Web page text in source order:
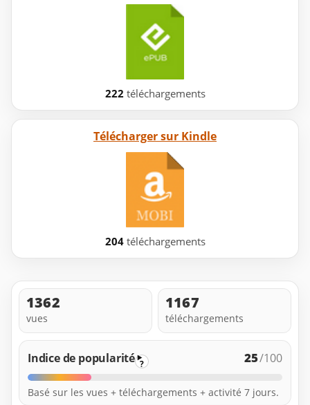
222 téléchargements
Télécharger sur Kindle
204téléchargements
1362
vues
1167
téléchargements
Indice de popularité ? 25/100
Basé sur les vues + téléchargements + activité 7 jours.